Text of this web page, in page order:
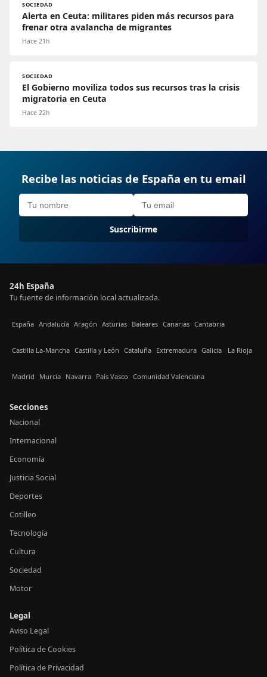
SOCIEDAD
Alerta en Ceuta: militares piden más recursos para
frenar otra avalancha de migrantes
Hace 21h
SOCIEDAD
El Gobierno moviliza todos sus recursos tras la crisis
migratoria en Ceuta
Hace 22h
Recibe las noticias de España en tu email
Suscribirme
24h España
Tu fuente de información local actualizada.
España Andalucía Aragón Asturias Baleares Canarias Cantabria
Castilla La-Mancha Castilla y León Cataluña Extremadura Galicia La Rioja
Madrid Murcia Navarra País Vasco Comunidad Valenciana
Secciones
Nacional
Internacional
Economía
Justicia Social
Deportes
Cotilleo
Tecnología
Cultura
Sociedad
Motor
Legal
Aviso Legal
Política de Cookies
Política de Privacidad